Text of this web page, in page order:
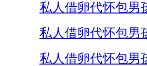
私人借卵代怀包男
私人借卵代怀包男
私人借卵代怀包男